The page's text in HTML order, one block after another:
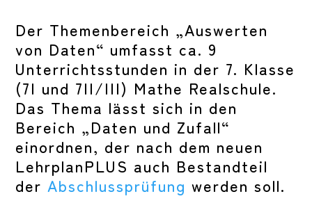
Der Themenbereich „Auswerten
von Daten“ umfasst ca. 9
Unterrichtsstunden in der 7. Klasse
(7I und 7II/III) Mathe Realschule.
Das Thema lässt sich in den
Bereich „Daten und Zufall“
einordnen, der nach dem neuen
LehrplanPLUS auch Bestandteil
der Abschlussprüfung werden soll.